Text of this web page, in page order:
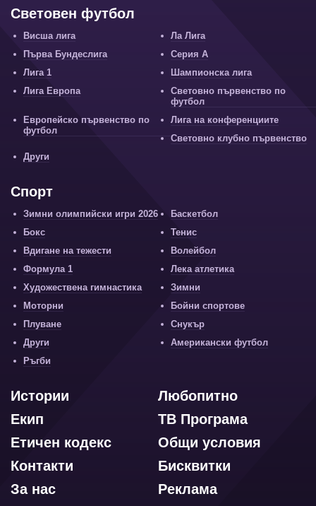
Световен футбол
Висша лига
Ла Лига
Първа Бундеслига
Серия А
Лига 1
Шампионска лига
Лига Европа
Световно първенство по
футбол
Европейско първенство по
футбол
Лига на конференциите
Световно клубно първенство
Други
Спорт
Зимни олимпийски игри 2026
Баскетбол
Бокс
Тенис
Вдигане на тежести
Волейбол
Формула 1
Лека атлетика
Художествена гимнастика
Зимни
Моторни
Бойни спортове
Плуване
Снукър
Други
Американски футбол
Ръгби
Любопитно
Истории
ТВ Програма
Екип
Общи условия
Етичен кодекс
Бисквитки
Контакти
Реклама
За нас